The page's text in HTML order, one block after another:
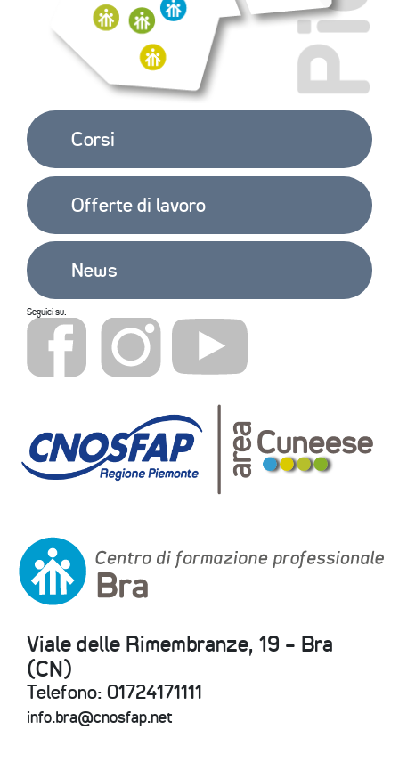
CONTATTI
Corsi
Offerte di lavoro
News
Seguici su:
Viale delle Rimembranze, 19 - Bra
(CN)
Telefono: 01724171111
info.bra@cnosfap.net